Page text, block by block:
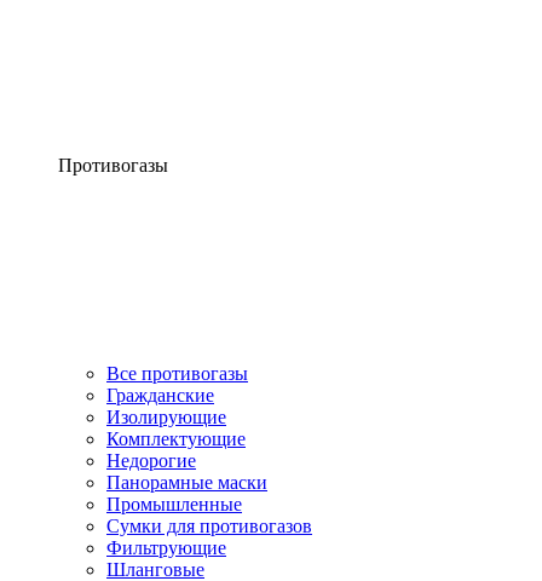
Противогазы
Все противогазы
Гражданские
Изолирующие
Комплектующие
Недорогие
Панорамные маски
Промышленные
Сумки для противогазов
Фильтрующие
Шланговые